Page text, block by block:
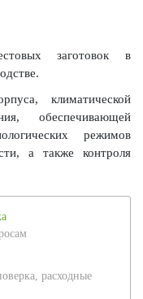
заготовок в
климатической
обеспечивающей
режимов
а также контроля
расходные